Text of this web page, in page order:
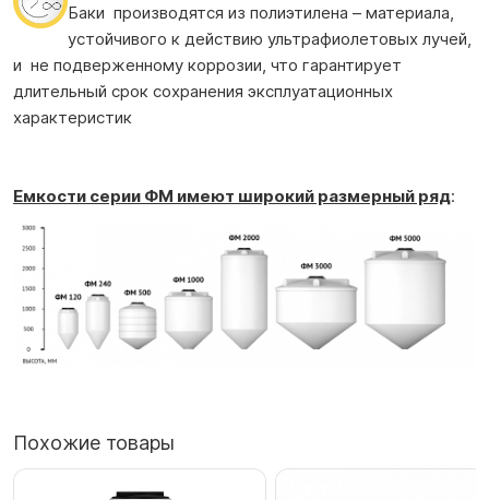
Баки производятся из полиэтилена – материала,
устойчивого к действию ультрафиолетовых лучей,
и не подверженному коррозии, что гарантирует
длительный срок сохранения эксплуатационных
характеристик
Емкости серии ФМ имеют широкий размерный ряд:
Похожие товары